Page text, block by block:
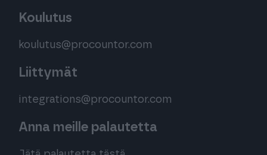
Koulutus
koulutus@procountor.com
Liittymät
integrations@procountor.com
Anna meille palautetta